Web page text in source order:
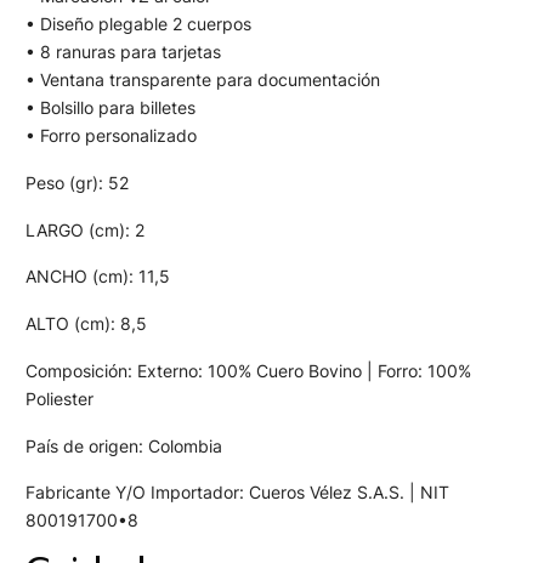
• Diseño plegable 2 cuerpos
• 8 ranuras para tarjetas
• Ventana transparente para documentación
• Bolsillo para billetes
• Forro personalizado
Peso (gr): 52
LARGO (cm): 2
ANCHO (cm): 11,5
ALTO (cm): 8,5
Composición: Externo: 100% Cuero Bovino | Forro: 100%
Poliester
País de origen: Colombia
Fabricante Y/O Importador: Cueros Vélez S.A.S. | NIT
800191700•8